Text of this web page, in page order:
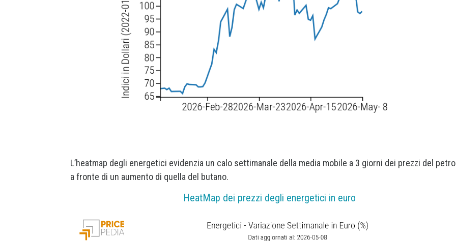
L’heatmap degli energetici evidenzia un calo settimanale della media mobile a 3 giorni dei prezzi del
a fronte di un aumento di quella del butano.
HeatMap dei prezzi degli energetici in euro